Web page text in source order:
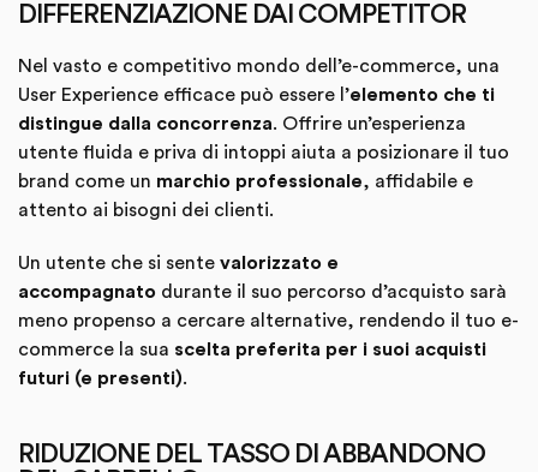
DIFFERENZIAZIONE DAI COMPETITOR
Nel vasto e competitivo mondo dell’e-commerce, una
User Experience efficace può essere l’elemento che ti
distingue dalla concorrenza. Offrire un’esperienza
utente fluida e priva di intoppi aiuta a posizionare il tuo
brand come un marchio professionale, affidabile e
attento ai bisogni dei clienti.
Un utente che si sente valorizzato e
accompagnato durante il suo percorso d’acquisto sarà
meno propenso a cercare alternative, rendendo il tuo e-
commerce la sua scelta preferita per i suoi acquisti
futuri (e presenti).
RIDUZIONE DEL TASSO DI ABBANDONO